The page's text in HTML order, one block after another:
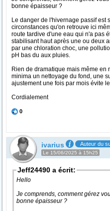
bonne épaisseur ?
Le danger de l'hivernage passif est
circonstances qu'on retrouve ici
route tardive d'une eau qui n'a pas
stabilisant haut après une ou deux
par une chloration choc, une
pH bas du aux pluies.
Rien de dramatique mais même en
minima un nettoyage du fond, une
ajustement une fois par mois évite
Cordialement
0
ivarius Auteur du
Le 15/06/2025 à 15h25
Jeff24490 a écrit:
Hello
Je comprends, comment gérez
bonne épaisseur ?